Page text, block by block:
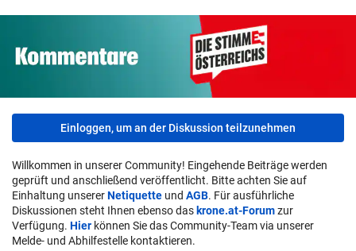
Einloggen, um an der Diskussion teilzunehmen
Willkommen in unserer Community! Eingehende Beiträge werden
geprüft und anschließend veröffentlicht. Bitte achten Sie auf
Einhaltung unsererNetiquette und AGB. Für ausführliche
Diskussionen steht Ihnen ebenso das krone.at-Forumzur
Verfügung. Hier können Sie das Community-Team via unserer
Melde- und Abhilfestelle kontaktieren.